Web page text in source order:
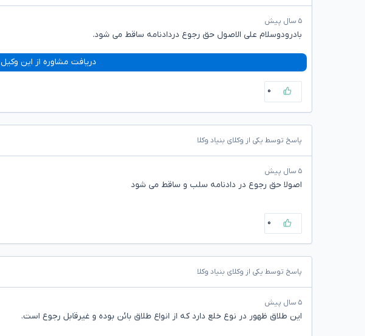
۵ سال پیش
بادرودوسلام علی الاصول حق رجوع دردادنامه ساقط می شود.
دریافت مشاوره از این وکیل
۰
پاسخ توسط یکی از وکلای بنیاد وکلا
۵ سال پیش
اصولا حق رجوع در دادنامه سلب و ساقط می شود
۰
پاسخ توسط یکی از وکلای بنیاد وکلا
۵ سال پیش
این طلاق ظهور در نوع خلع دارد که از انواع طلاق بائن بوده و غیرقابل رجوع است.